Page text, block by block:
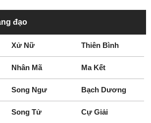
đạo
Xử Nữ Thiên Bình
Nhân Mã Ma Kết
Song Ngư Bạch Dương
Song Tử Cự Giải